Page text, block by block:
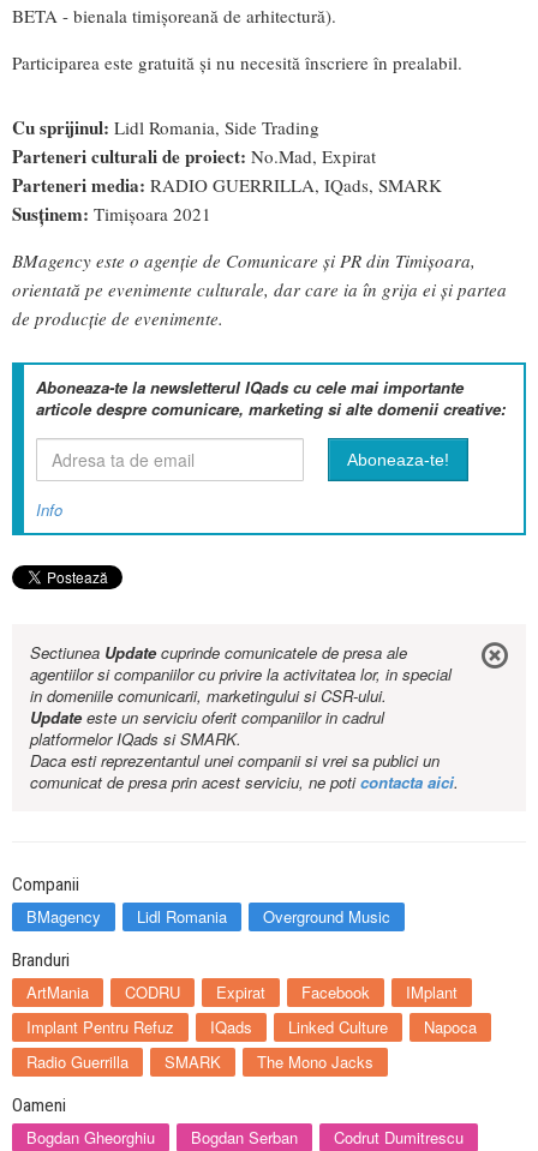
BETA - bienala timișoreană de arhitectură).
Participarea este gratuită și nu necesită înscriere în prealabil.
Cu sprijinul: Lidl Romania, Side Trading
Parteneri culturali de proiect: No.Mad, Expirat
Parteneri media: RADIO GUERRILLA, IQads, SMARK
Susținem: Timișoara 2021
BMagency este o agenție de Comunicare și PR din Timișoara,
orientată pe evenimente culturale, dar care ia în grija ei și partea
de producție de evenimente.
Aboneaza-te la newsletterul IQads cu cele mai importante
articole despre comunicare, marketing si alte domenii creative:
Info
Sectiunea Updatecuprinde comunicatele de presa ale
agentiilor si companiilor cu privire la activitatea lor, in special
in domeniile comunicarii, marketingului si CSR-ului.
Updateeste un serviciu oferit companiilor in cadrul
platformelor IQads si SMARK.
Daca esti reprezentantul unei companii si vrei sa publici un
comunicat de presa prin acest serviciu, ne poticontacta aici.
Companii
BMagency Lidl Romania Overground Music
Branduri
ArtMania CODRU Expirat Facebook
IMplant
Implant Pentru Refuz
IQads Linked Culture
Napoca
Radio Guerrilla
SMARK The Mono Jacks
Oameni
Bogdan Gheorghiu Bogdan Serban
Codrut Dumitrescu